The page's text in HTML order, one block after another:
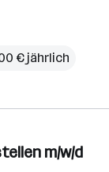
€ jährlich
m/w/d